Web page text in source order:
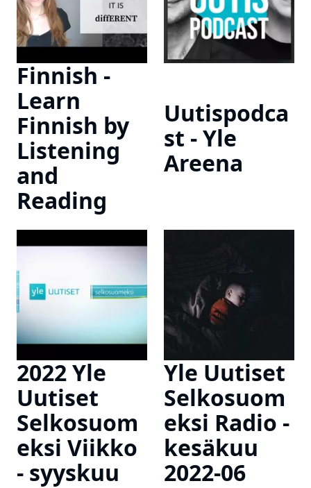
Finnish -
Learn
Finnish by
Listening
and
Reading
Uutispodca
st - Yle
Areena
2022 Yle
Uutiset
Selkosuom
eksi Viikko
- syyskuu
Yle Uutiset
Selkosuom
eksi Radio -
kesäkuu
2022-06